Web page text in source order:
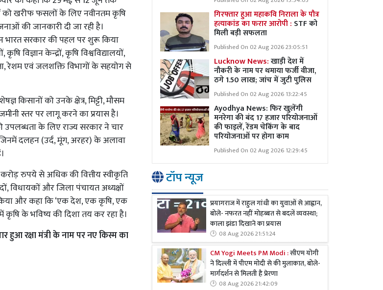
खरीफ फसलों के लिए नवीनतम कृषि
की जानकारी दी जा रही है।
भारत सरकार की पहल पर शुरू किया
केन्द्रों, कृषि विश्वविद्यालयों,
रेशम एवं जलशक्ति विभागों के सहयोग से
किसानों को उनके क्षेत्र, मिट्टी, मौसम
स्तर पर लागू करने का प्रयास है।
के लिए राज्य सरकार ने चार
दलहन (उर्द, मूंग, अरहर) के अलावा
रुपये से अधिक की वित्तीय स्वीकृति
विधायकों और जिला पंचायत अध्यक्षों
और कहा कि ‘एक देश, एक कृषि, एक
कृषि के भविष्य की दिशा तय कर रहा है।
रक्षा मंत्री के नाम पर नए किस्म का
गिरफ्तार हुआ महाकवि निराला के पौत्र
हत्याकांड का फरार आरोपी : STF को
मिली बड़ी सफलता
Published On 02 Aug 2026 23:05:51
Lucknow News:खाड़ी देश में
नौकरी के नाम पर थमाया फर्जी वीजा,
ठगे 1.50 लाख; जांच में जुटी पुलिस
Published On 02 Aug 2026 13:22:45
Ayodhya News: फिर खुलेंगी
मनरेगा की बंद 17 हजार परियोजनाओं
की फाइलें, रेंडम चेकिंग के बाद
परियोजनाओं पर होगा काम
Published On 02 Aug 2026 12:29:45
टॉप न्यूज
प्रयागराज में राहुल गांधी का युवाओं से आह्वान,
बोले- नफरत नहीं मोहब्बत से बदलें व्यवस्था;
काला झंडा दिखाने का प्रयास
08 Aug 2026 21:51:24
CM Yogi Meets PM Modi :सीएम योगी
ने दिल्ली में पीएम मोदी से की मुलाकात, बोले-
मार्गदर्शन से मिलती है प्रेरणा
08 Aug 2026 21:42:09